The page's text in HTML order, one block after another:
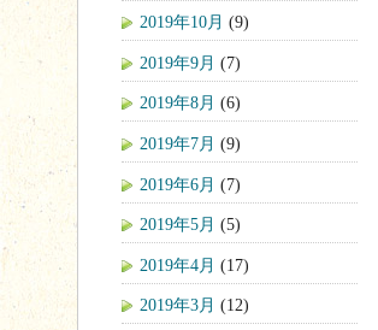
2019年10月 (9)
2019年9月 (7)
2019年8月 (6)
2019年7月 (9)
2019年6月 (7)
2019年5月 (5)
2019年4月 (17)
2019年3月 (12)